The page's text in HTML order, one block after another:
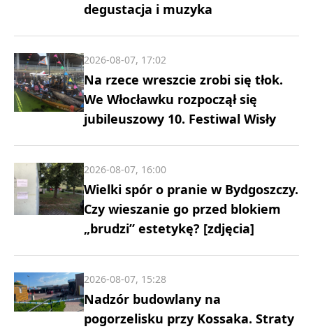
degustacja i muzyka
Na rzece wreszcie zrobi się tłok.
We Włocławku rozpoczął się
jubileuszowy 10. Festiwal Wisły
2026-08-07, 17:02
Wielki spór o pranie w Bydgoszczy.
Czy wieszanie go przed blokiem
„brudzi” estetykę? [zdjęcia]
2026-08-07, 16:00
Nadzór budowlany na
pogorzelisku przy Kossaka. Straty
2026-08-07, 15:28